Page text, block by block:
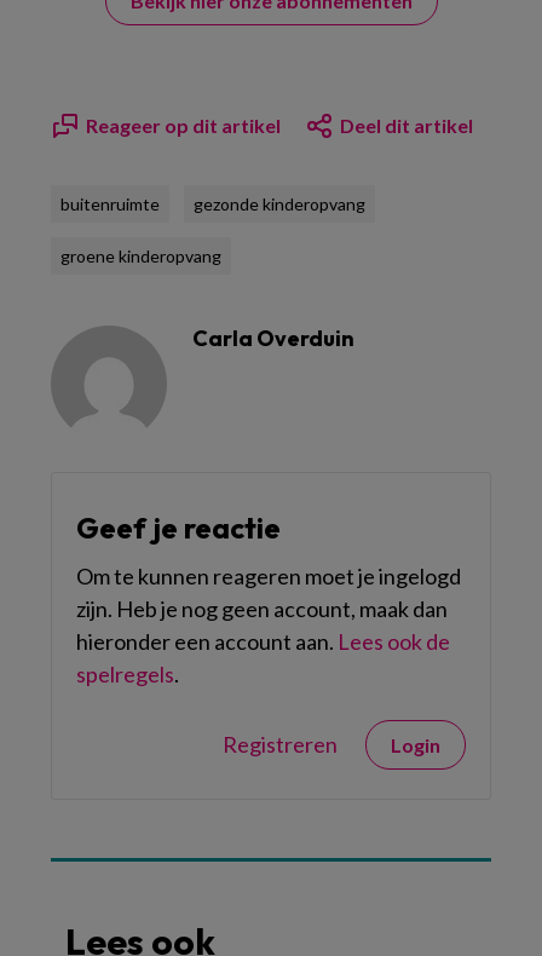
Reageer op dit artikel Deel dit artikel
buitenruimte gezonde kinderopvang
groene kinderopvang
Carla Overduin
Geef je reactie
Om te kunnen reageren moet je ingelogd
zijn. Heb je nog geen account, maak dan
hieronder een account aan. Lees ook de
spelregels.
Registreren Login
Lees ook